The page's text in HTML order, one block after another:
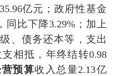
亿元；政府性基金
同比下降3.29%；加上
、债务还本等，支出
相抵，年终结转0.98
营预算收入总量2.13亿